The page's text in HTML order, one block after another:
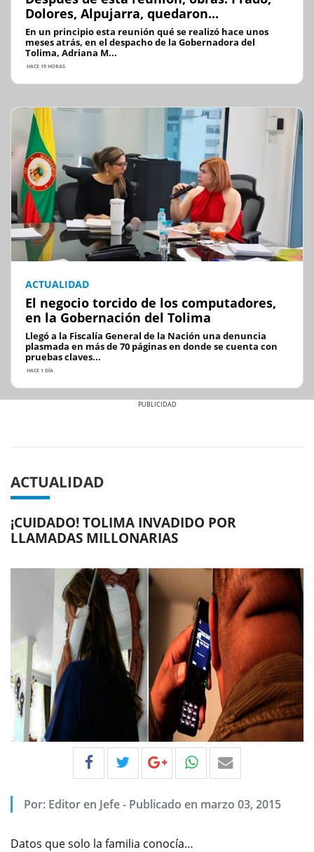
Dolores, Alpujarra, quedaron...
En un principio esta reunión qué se realizó hace unos
meses atrás, en el despacho de la Gobernadora del
Tolima, Adriana M...
HACE 19 HORAS
ACTUALIDAD
El negocio torcido de los computadores,
en la Gobernación del Tolima
Llegó a la Fiscalía General de la Nación una denuncia
plasmada en más de 70 páginas en donde se cuenta con
pruebas claves...
HACE 1 DÍA
ACTUALIDAD
¡CUIDADO! TOLIMA INVADIDO POR
LLAMADAS MILLONARIAS
Por: Editor en Jefe- Publicado en marzo 03, 2015
Datos que solo la familia conocía…